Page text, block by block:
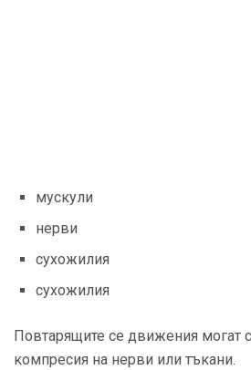
мускули
нерви
сухожилия
сухожилия
Повтарящите се движения могат
компресия на нерви или тъкани.